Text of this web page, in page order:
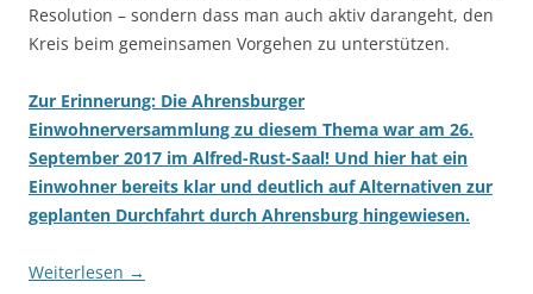
Resolution – sondern dass man auch aktiv darangeht, den
Kreis beim gemeinsamen Vorgehen zu unterstützen.
Zur Erinnerung: Die Ahrensburger
Einwohnerversammlung zu diesem Thema war am 26.
September 2017 im Alfred-Rust-Saal! Und hier hat ein
Einwohner bereits klar und deutlich auf Alternativen zur
geplanten Durchfahrt durch Ahrensburg hingewiesen.
Weiterlesen →